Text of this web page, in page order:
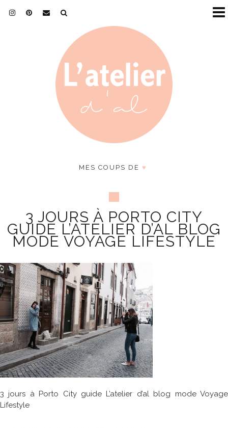
MES COUPS DE ♥
3 JOURS À PORTO CITY
GUIDE L’ATELIER D’AL BLOG
MODE VOYAGE LIFESTYLE
3 jours à Porto City guide L’atelier d’al blog mode Voyage
Lifestyle